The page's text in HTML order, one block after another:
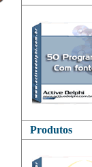
Produtos